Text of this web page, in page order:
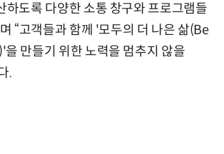
하도록 다양한 소통 창구와 프로그램들
“고객들과 함께 '모두의 더 나은 삶(Be
만들기 위한 노력을 멈추지 않을
.